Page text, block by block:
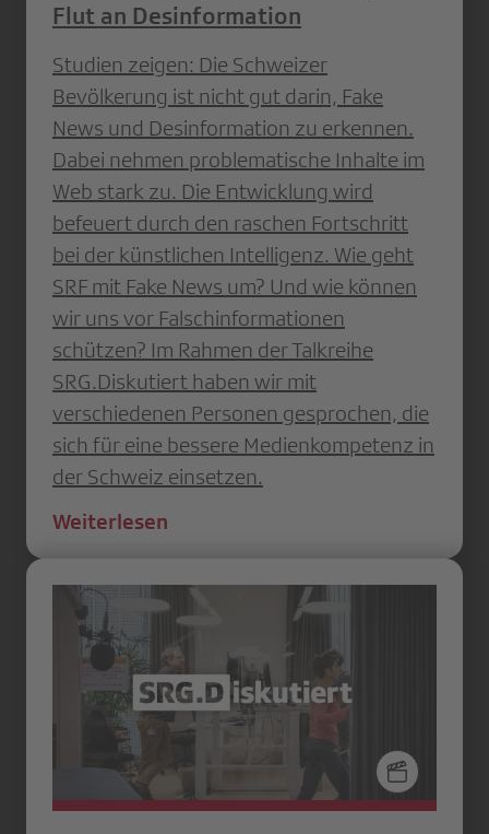
Flut an Desinformation
Studien zeigen: Die Schweizer
Bevölkerung ist nicht gut darin, Fake
News und Desinformation zu erkennen.
Dabei nehmen problematische Inhalte im
Web stark zu. Die Entwicklung wird
befeuert durch den raschen Fortschritt
bei der künstlichen Intelligenz. Wie geht
SRF mit Fake News um? Und wie können
wir uns vor Falschinformationen
schützen? Im Rahmen der Talkreihe
SRG.Diskutiert haben wir mit
verschiedenen Personen gesprochen, die
sich für eine bessere Medienkompetenz in
der Schweiz einsetzen.
Weiterlesen